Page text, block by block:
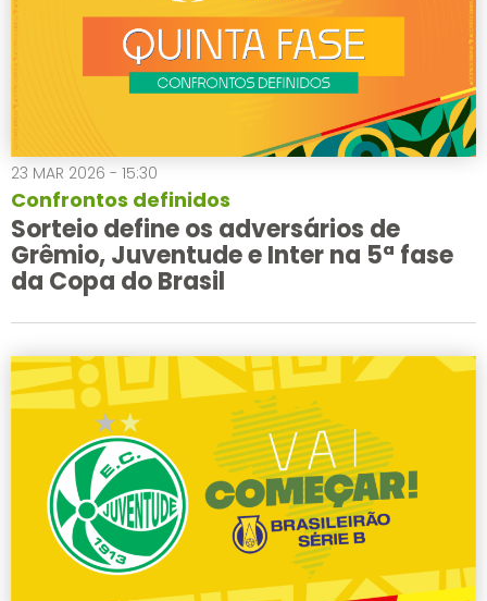
23 MAR 2026 - 15:30
Confrontos definidos
Sorteio define os adversários de
Grêmio, Juventude e Inter na 5ª fase
da Copa do Brasil